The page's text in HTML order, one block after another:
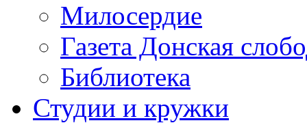
Милосердие
Газета Донская
Библиотека
Студии и кружки